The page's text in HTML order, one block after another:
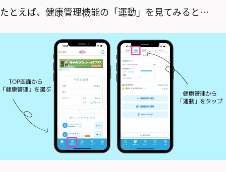
たとえば、健康管理機能の「運動」を見てみると…